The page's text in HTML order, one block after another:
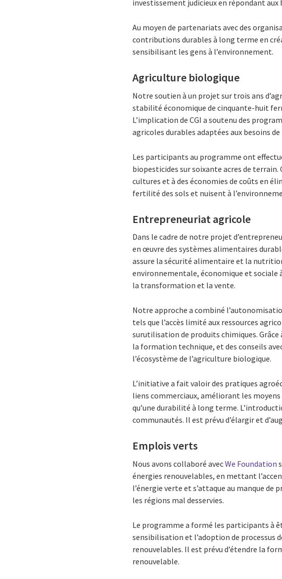
investissement judicieux en répondant
Au moyen de partenariats avec des
contributions durables à long terme en
sensibilisant les gens à l’environnement.
Agriculture biologique
Notre soutien à un projet sur trois ans
stabilité économique de cinquante-huit
L’implication de CGI a soutenu des
agricoles durables adaptées aux besoins
Les participants au programme ont
biopesticides sur soixante acres de
cultures et à des économies de coûts en
fertilité des sols et nuisent à
Entrepreneuriat agricole
Dans le cadre de notre projet
en œuvre des systèmes alimentaires
assure la sécurité alimentaire et la
environnementale, économique et sociale
la transformation et la vente.
Notre approche a combiné
tels que l’accès limité aux ressources
surutilisation de produits chimiques.
la formation technique, et des conseils
l’écosystème de l’agriculture biologique.
L’initiative a fait valoir des pratiques
liens commerciaux, améliorant les
qu’une durabilité à long terme.
communautés. Il est prévu d’élargir et
Emplois verts
Nous avons collaboré avecWe Foundation
énergies renouvelables, en mettant
l’énergie verte et s’attaque au manque
les régions mal desservies.
Le programme a formé les participants à
sensibilisation et l’adoption de processus
renouvelables. Il est prévu d’étendre la
renouvelable.